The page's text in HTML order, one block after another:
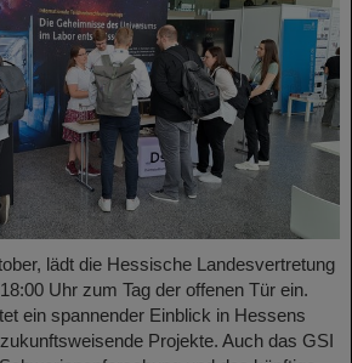
lädt die Hessische Landesvertretung
Uhr zum Tag der offenen Tür ein.
ein spannender Einblick in Hessens
Projekte. Auch das GSI